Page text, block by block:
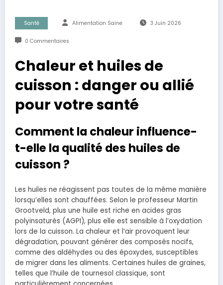
Santé Alimentation Saine 3 Juin 2026
0 Commentaires
Chaleur et huiles de
cuisson : danger ou allié
pour votre santé
Comment la chaleur influence-
t-elle la qualité des huiles de
cuisson ?
Les huiles ne réagissent pas toutes de la même manière
lorsqu’elles sont chauffées. Selon le professeur Martin
Grootveld, plus une huile est riche en acides gras
polyinsaturés (AGPI), plus elle est sensible à l’oxydation
lors de la cuisson. La chaleur et l’air provoquent leur
dégradation, pouvant générer des composés nocifs,
comme des aldéhydes ou des époxydes, susceptibles
de migrer dans les aliments. Certaines huiles de graines,
telles que l’huile de tournesol classique, sont